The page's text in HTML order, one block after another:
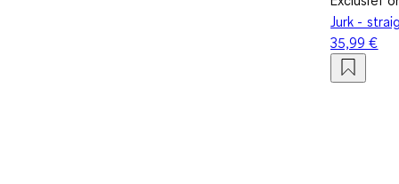
Jurk -
35,99 €